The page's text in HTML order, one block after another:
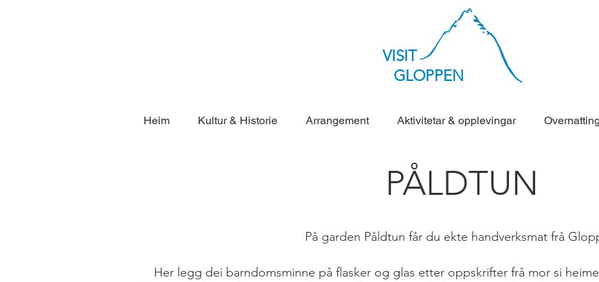
VISIT
GLOPPEN
Heim Kultur & Historie Arrangement Aktivitetar & opplevingar Overnatting
PÅLDTUN
På garden Påldtun får du ekte handverksmat frå
Her legg dei barndomsminne på flasker og glas etter oppskrifter frå mor si